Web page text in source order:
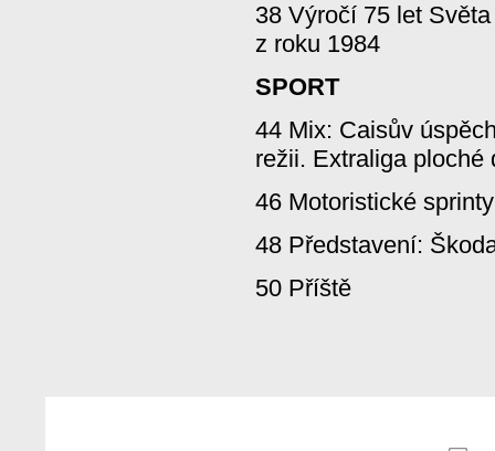
38 Výročí 75 let
z roku 1984
SPORT
44 Mix: Caisův
režii. Extraliga ploché
46 Motoristické
48 Představení:
50 Příště